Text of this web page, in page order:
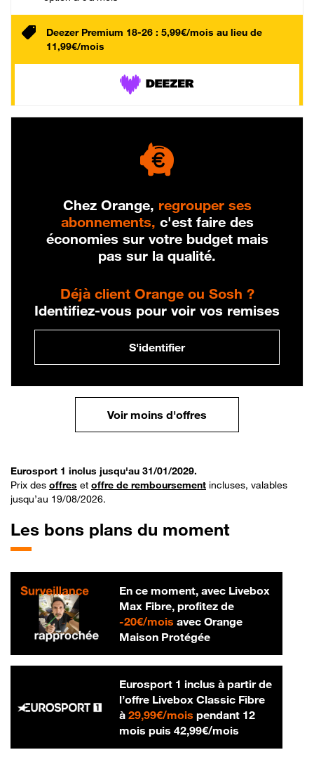
Deezer Premium 18-26 : 5,99€/mois au lieu de
11,99€/mois
Chez Orange, regrouper ses
abonnements, c'est faire des
économies sur votre budget mais
pas sur la qualité.
Déjà client Orange ou Sosh ?
Identifiez-vous pour voir vos remises
S'identifier
Voir moins d'offres
Eurosport 1 inclus jusqu'au 31/01/2029.
Prix des offres et offre de remboursement incluses, valables
jusqu’au 19/08/2026.
Les bons plans du moment
En ce moment, avec Livebox
Max Fibre, profitez de
-20€/mois20 € par mois
avec Orange
Maison Protégée
Eurosport 1 inclus à partir de
l’offre Livebox Classic Fibre
à 29,99€/mois29,99 € par mois
pendant 12
mois puis 42,99€/mois42,99 € par